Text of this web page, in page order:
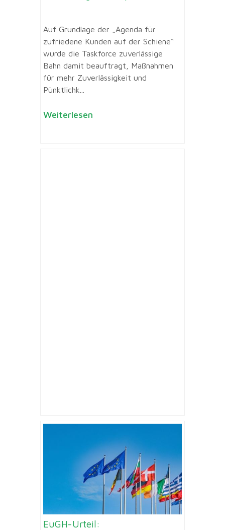
Auf Grundlage der „Agenda für
zufriedene Kunden auf der Schiene“
wurde die Taskforce zuverlässige
Bahn damit beauftragt, Maßnahmen
für mehr Zuverlässigkeit und
Pünktlichk...
Weiterlesen
EuGH-Urteil: